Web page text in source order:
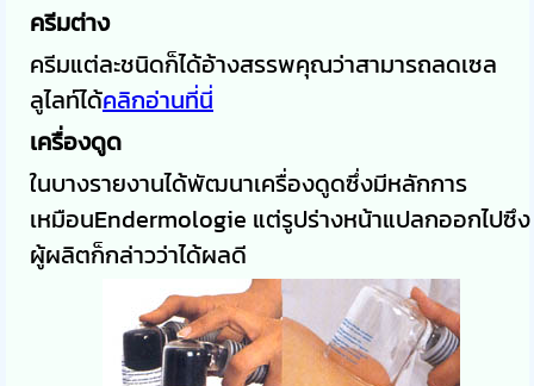
ครีมต่าง
ครีมแต่ละชนิดก็ได้อ้างสรรพคุณว่าสามารถลดเซล
ลูไลท์ได้คลิกอ่านที่นี่
เครื่องดูด
ในบางรายงานได้พัฒนาเครื่องดูดซึ่งมีหลักการ
เหมือนEndermologie แต่รูปร่างหน้าแปลกออกไปซึง
ผู้ผลิตก็กล่าวว่าได้ผลดี